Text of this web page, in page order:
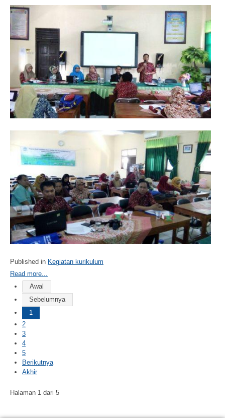
Published in Kegiatan kurikulum
Read more...
Awal
Sebelumnya
1
2
3
4
5
Berikutnya
Akhir
Halaman 1 dari 5